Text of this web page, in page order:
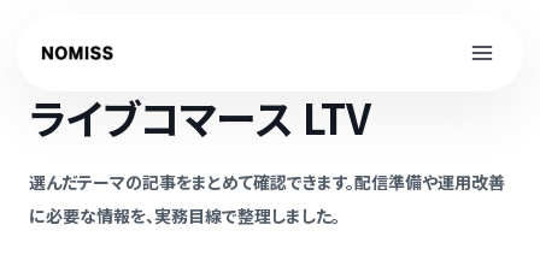
ライブコマース LTV
選んだテーマの記事をまとめて確認できます。配信準備や運用改善
に必要な情報を、実務目線で整理しました。